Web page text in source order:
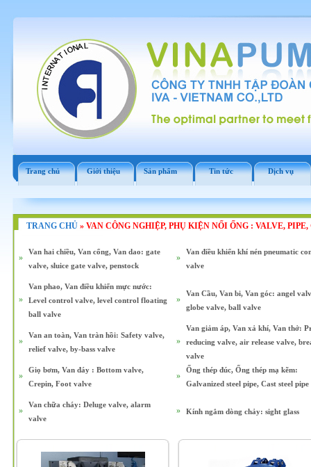
Trang chủ Giới thiệu Sản phẩm Tin tức Dịch vụ
TRANG CHỦ» VAN CÔNG NGHIỆP, PHỤ KIỆN NỐI ỐNG : VALVE,
»
Van hai chiều, Van cổng, Van dao: gate
valve, sluice gate valve, penstock
»
Van điều khiển khí nén pneumatic
valve
»
Van phao, Van điều khiển mực nước:
Level control valve, level control floating
ball valve
»
Van Cầu, Van bi, Van góc: angel
globe valve, ball valve
»
Van an toàn, Van tràn hồi: Safety valve,
relief valve, by-bass valve
»
Van giảm áp, Van xả khí, Van thở:
reducing valve, air release valve,
valve
»
Giọ bơm, Van đáy : Bottom valve,
Crepin, Foot valve
»
Ống thép đúc, Ống thép mạ kẽm:
Galvanized steel pipe, Cast steel pipe
»
Van chữa cháy: Deluge valve, alarm
valve
» Kính ngắm dòng chảy: sight glass